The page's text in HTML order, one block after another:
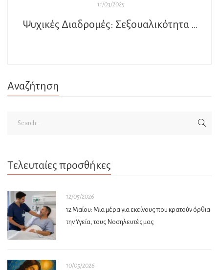
11/03/2025
Ψυχικές Διαδρομές: Σεξουαλικότητα και ενοχές (Επεισόδιο 7)
Αναζήτηση
Τελευταίες προσθήκες
12/05/2026
12 Μαΐου: Μια μέρα για εκείνους που κρατούν όρθια
την Υγεία, τους Νοσηλευτές μας
10/05/2026